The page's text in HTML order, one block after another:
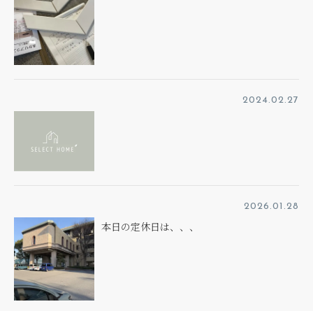
2024.02.27
2026.01.28
本日の定休日は、、、